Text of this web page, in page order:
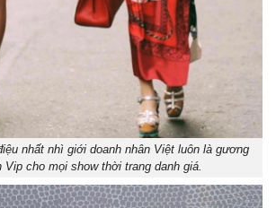
nhất nhì giới doanh nhân Việt luôn là gương
Vip cho mọi show thời trang danh giá.